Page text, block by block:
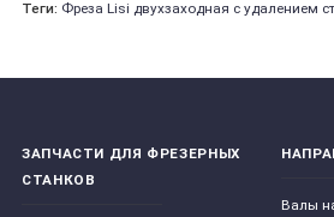
Теги: Фреза Lisi двухзаходная с удалением
ЗАПЧАСТИ ДЛЯ ФРЕЗЕРНЫХ
СТАНКОВ
Валы